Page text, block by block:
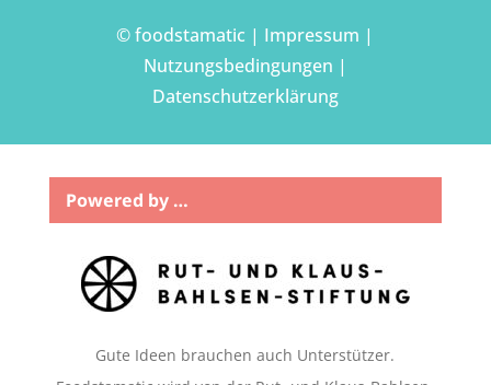
© foodstamatic | Impressum |
Nutzungsbedingungen |
Datenschutzerklärung
Powered by …
Gute Ideen brauchen auch Unterstützer.